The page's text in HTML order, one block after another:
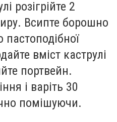
розігрійте 2
Всипте борошно
пастоподібної
вміст каструлі
портвейн.
і варіть 30
помішуючи.